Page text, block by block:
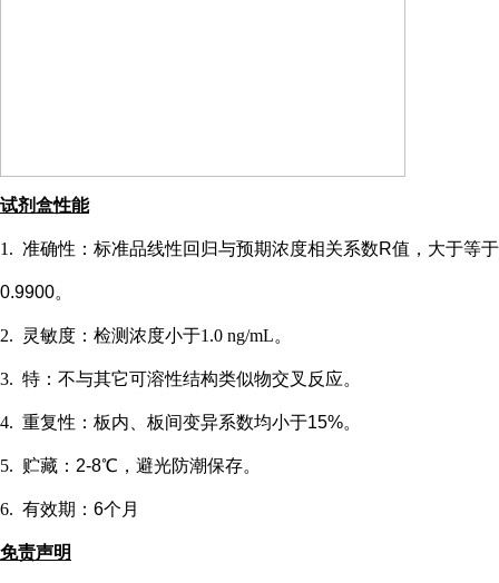
试剂盒性能
1. 准确性：标准品线性回归与预期浓度相关系数R值，大于等于
0.9900。
2. 灵敏度：检测浓度小于1.0 ng/mL。
3. 特：不与其它可溶性结构类似物交叉反应。
4. 重复性：板内、板间变异系数均小于15%。
5. 贮藏： 2-8℃，避光防潮保存。
6. 有效期： 6个月
免责声明